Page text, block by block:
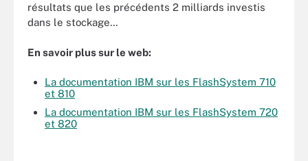
résultats que les précédents 2 milliards investis
dans le stockage…
En savoir plus sur le web:
La documentation IBM sur les FlashSystem 710
et 810
La documentation IBM sur les FlashSystem 720
et 820